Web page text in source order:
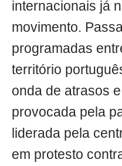
internacionais já
movimento.
programadas
território
onda de atrasos
provocada pela
liderada pela
em protesto